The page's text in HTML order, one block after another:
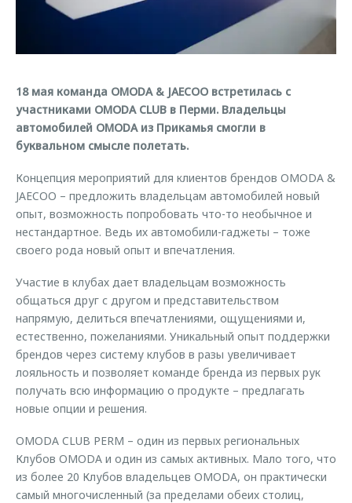
Кредитный калькулятор
OMODA Лизинг
Трейд-ин
Калькулятор трейд-ин
Дополнительная техническая поддержка
Клиентская поддержка
Клуб OMODA
Приложение владельцев OMODA
Аксессуары
Одежда и сувениры
Оригинальные аксессуары
Запчасти
Задать вопрос
Приложение владельцев OMODA
Клуб владельцев OMODA
Правовая информация
Технологии
Обратная связь
18 мая команда OMODA & JAECOO встретилась с
участниками OMODA CLUB в Перми. Владельцы
автомобилей OMODA из Прикамья смогли в
буквальном смысле полетать.
Концепция мероприятий для клиентов брендов OMODA &
JAECOO – предложить владельцам автомобилей новый
опыт, возможность попробовать что-то необычное и
нестандартное. Ведь их автомобили-гаджеты – тоже
своего рода новый опыт и впечатления.
Участие в клубах дает владельцам возможность
общаться друг с другом и представительством
напрямую, делиться впечатлениями, ощущениями и,
естественно, пожеланиями. Уникальный опыт поддержки
брендов через систему клубов в разы увеличивает
лояльность и позволяет команде бренда из первых рук
получать всю информацию о продукте – предлагать
новые опции и решения.
OMODA CLUB PERM – один из первых региональных
Клубов OMODA и один из самых активных. Мало того, что
из более 20 Клубов владельцев OMODA, он практически
самый многочисленный (за пределами обеих столиц,